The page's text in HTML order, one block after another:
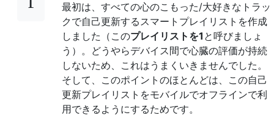
最初は、すべての心のこもった/大好きなトラッ
クで自己更新するスマートプレイリストを作成
しました（このプレイリストを1 と呼びましょ
う）。どうやらデバイス間で心臓の評価が持続
しないため、これはうまくいきませんでした。
そして、このポイントのほとんどは、この自己
更新プレイリストをモバイルでオフラインで利
用できるようにするためです。